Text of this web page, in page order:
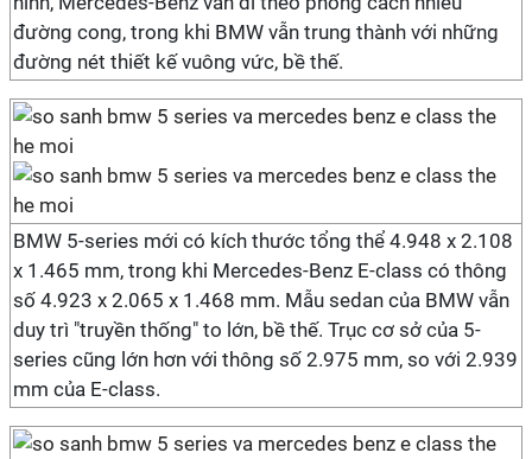
đường cong, trong khi BMW vẫn trung thành với những
đường nét thiết kế vuông vức, bề thế.
BMW 5-series mới có kích thước tổng thể 4.948 x 2.108
x 1.465 mm, trong khi Mercedes-Benz E-class có thông
số 4.923 x 2.065 x 1.468 mm. Mẫu sedan của BMW vẫn
duy trì "truyền thống" to lớn, bề thế. Trục cơ sở của 5-
series cũng lớn hơn với thông số 2.975 mm, so với 2.939
mm của E-class.